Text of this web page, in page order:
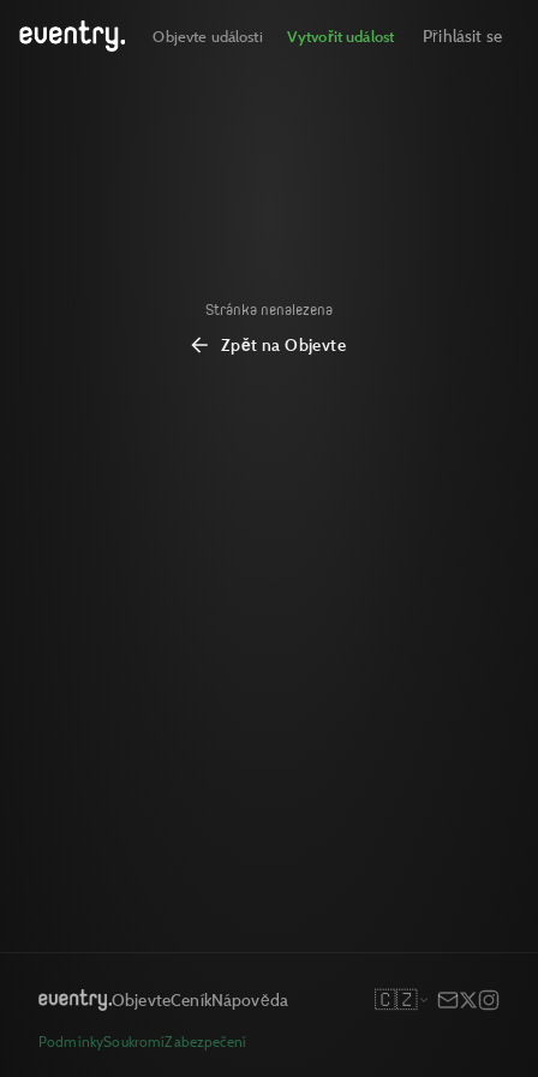
Objevte události Vytvořit událost Přihlásit se
Stránka nenalezena
Zpět na Objevte
ObjevteCeníkNápověda 🇨🇿
PodmínkySoukromíZabezpečení